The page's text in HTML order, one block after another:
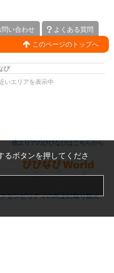
問い合わせ
よくある質問
このページのトップへ
び
いエリアを表示中
他エリアのびびなびはこちらから
セシビリティの向上に取り組ん
るボタンを押してくださ